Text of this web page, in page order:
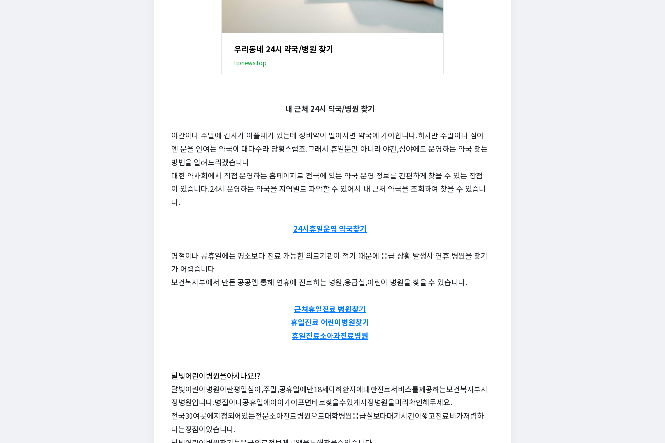
우리동네 24시 약국/병원 찾기
tipnews.top
내 근처 24시 약국/병원 찾기
야간이나 주말에 갑자기 아플때가 있는데 상비약이 떨어지면 약국에 가야합니다.하지만 주말이나 심야
엔 문을 안여는 약국이 대다수라 당황스럽죠.그래서 휴일뿐만 아니라 야간,심야에도 운영하는 약국 찾는
방법을 알려드리겠습니다
대한 약사회에서 직접 운영하는 홈페이지로 전국에 있는 약국 운영 정보를 간편하게 찾을 수 있는 장점
이 있습니다.24시 운영하는 약국을 지역별로 파악할 수 있어서 내 근처 약국을 조회하여 찾을 수 있습니
다.
24시휴일운영 약국찾기
명절이나 공휴일에는 평소보다 진료 가능한 의료기관이 적기 때문에 응급 상황 발생시 연휴 병원을 찾기
가 어렵습니다
보건복지부에서 만든 공공앱 통해 연휴에 진료하는 병원,응급실,어린이 병원을 찾을 수 있습니다.
근처휴일진료 병원찾기
휴일진료 어린이병원찾기
휴일진료소아과진료병원
달빛어린이병원을아시나요!?
달빛어린이병원이란평일심야,주말,공휴일에만18세이하환자에대한진료서비스를제공하는보건복지부지
정병원입니다.명절이나공휴일에아이가아프면바로찾을수있게지정병원을미리확인해두세요.
전국30여곳에지정되어있는전문소아진료병원으로대학병원응급실보다대기시간이짧고진료비가저렴하
다는장점이있습니다.